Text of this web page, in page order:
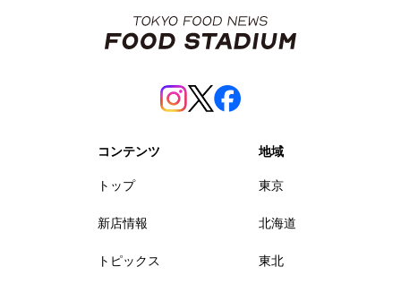
コンテンツ
トップ
新店情報
トピックス
地域
東京
北海道
東北